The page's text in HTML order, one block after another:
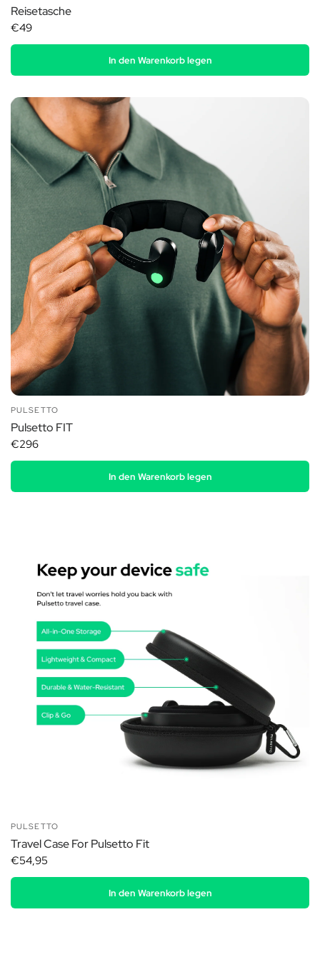
Reisetasche
€49
In den Warenkorb legen
PULSETTO
Pulsetto FIT
€296
In den Warenkorb legen
PULSETTO
Travel Case For Pulsetto Fit
€54,95
In den Warenkorb legen